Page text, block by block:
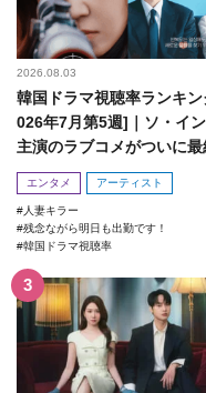
2026.08.03
韓国ドラマ視聴率ランキ
026年7月第5週]｜ソ・イ
主演のラブコメがついに最
回！
エンタメ アーティスト
人妻キラー
残念ながら明日も出勤です！
韓国ドラマ視聴率